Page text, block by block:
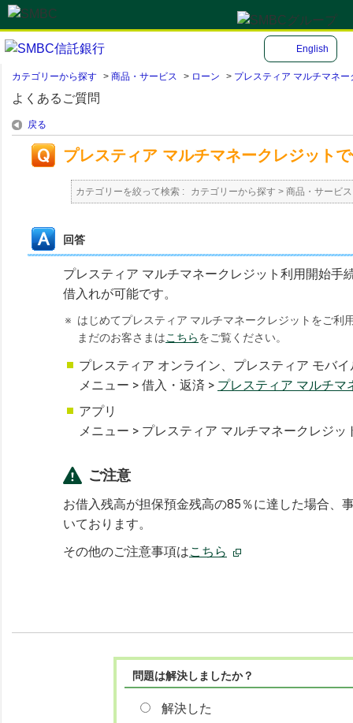
English
カテゴリーから探す > 商品・サービス > ローン > プレスティア マルチマネー
よくあるご質問
戻る
プレスティア マルチマネークレジット
カテゴリーを絞って検索 : カテゴリーから探す > 商品・サービス
回答
プレスティア マルチマネークレジット利用開始
借入れが可能です。
※ はじめてプレスティア マルチマネークレジットをご
まだのお客さまはこちらをご覧ください。
プレスティア オンライン、プレスティア モバイ
メニュー > 借入・返済 > プレスティア マルチマ
アプリ
メニュー > プレスティア マルチマネークレジッ
ご注意
お借入残高が担保預金残高の85％に達した場合、
いております。
その他のご注意事項はこちら
問題は解決しましたか？
解決した